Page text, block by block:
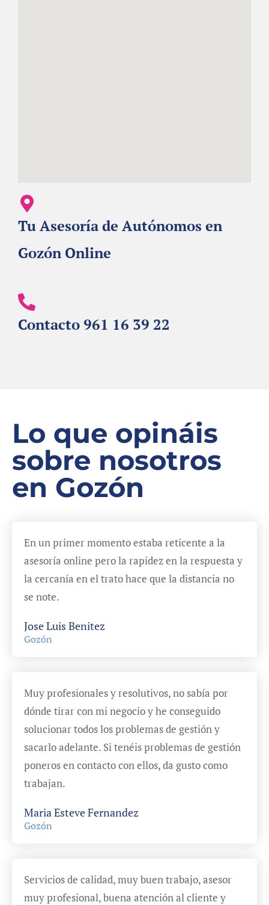
Tu Asesoría de Autónomos en
Gozón Online
Contacto 961 16 39 22
Lo que opináis
sobre nosotros
en Gozón
En un primer momento estaba reticente a la
asesoría online pero la rapidez en la respuesta y
la cercanía en el trato hace que la distancia no
se note.
Jose Luis Benitez
Gozón
Muy profesionales y resolutivos, no sabía por
dónde tirar con mi negocio y he conseguido
solucionar todos los problemas de gestión y
sacarlo adelante. Si tenéis problemas de gestión
poneros en contacto con ellos, da gusto como
trabajan.
Maria Esteve Fernandez
Gozón
Servicios de calidad, muy buen trabajo, asesor
muy profesional, buena atención al cliente y